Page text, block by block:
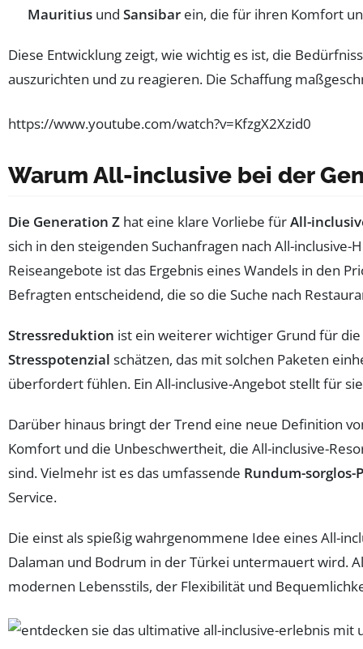
Mauritius und Sansibar ein, die für ihren Komfort
Diese Entwicklung zeigt, wie wichtig es ist, die
auszurichten und zu reagieren. Die Schaffung
https://www.youtube.com/watch?v=KfzgX2Xzid0
Warum All-inclusive bei der
Die Generation Z hat eine klare Vorliebe fürAll-
sich in den steigenden Suchanfragen nach All-
Reiseangebote ist das Ergebnis eines Wandels in den
Befragten entscheidend, die so die Suche nach
Stressreduktion ist ein weiterer wichtiger Grund für
Stresspotenzial schätzen, das mit solchen Paketen
überfordert fühlen. Ein All-inclusive-Angebot stellt für
Darüber hinaus bringt der Trend eine neue Definition
Komfort und die Unbeschwertheit, die All-inclusive-
sind. Vielmehr ist es das umfassende Rundum-sorglos-
Service.
Die einst als spießig wahrgenommene Idee eines All-
Dalaman und Bodrum in der Türkei untermauert wird.
modernen Lebensstils, der Flexibilität und